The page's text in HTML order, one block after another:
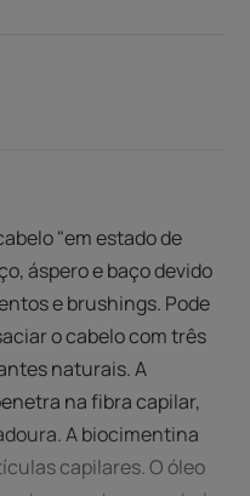
"em estado de
áspero e baço devido
e brushings. Pode
o cabelo com três
naturais. A
na fibra capilar,
A biocimentina
capilares. O óleo